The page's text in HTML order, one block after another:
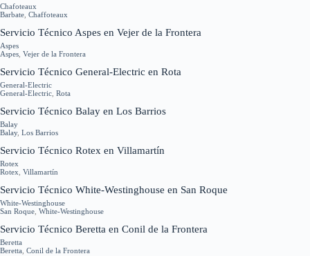
Chafoteaux
Barbate Chaffoteaux
Servicio Técnico Aspes en Vejer de la Frontera
Aspes
Aspes Vejer de la Frontera
Servicio Técnico General-Electric en Rota
General-Electric
General-Electric Rota
Servicio Técnico Balay en Los Barrios
Balay
Balay, Los Barrios
Servicio Técnico Rotex en Villamartín
Rotex
Rotex Villamartín
Servicio Técnico White-Westinghouse en San Roque
White-Westinghouse
San Roque White-Westinghouse
Servicio Técnico Beretta en Conil de la Frontera
Beretta
Beretta Conil de la Frontera